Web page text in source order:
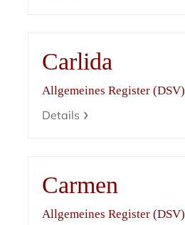
Carlida
Allgemeines Register (DSV)
Details
Carmen
Allgemeines Register (DSV)